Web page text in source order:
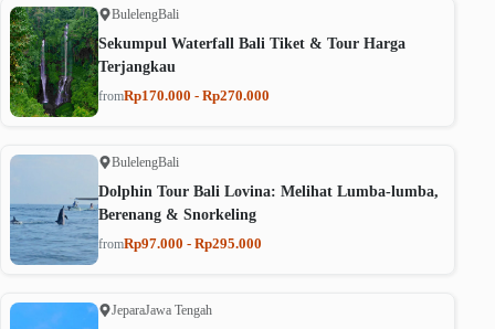
BulelengBali
Sekumpul Waterfall Bali Tiket & Tour Harga
Terjangkau
fromRp170.000 - Rp270.000
BulelengBali
Dolphin Tour Bali Lovina: Melihat Lumba-lumba,
Berenang & Snorkeling
fromRp97.000 - Rp295.000
JeparaJawa Tengah